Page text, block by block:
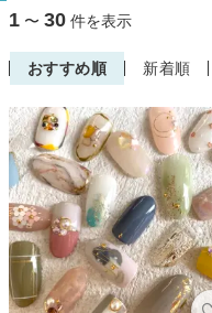
1 〜 30 件を表示
おすすめ順 新着順